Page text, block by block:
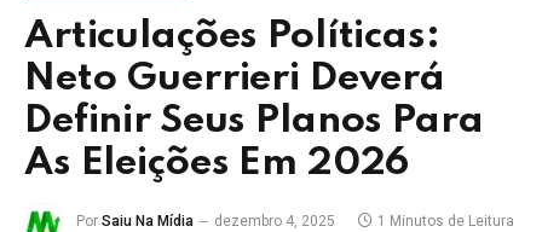
Articulações Políticas:
Neto Guerrieri Deverá
Definir Seus Planos Para
As Eleições Em 2026
Por Saiu Na Mídia dezembro 4, 2025 1 Minutos de Leitura